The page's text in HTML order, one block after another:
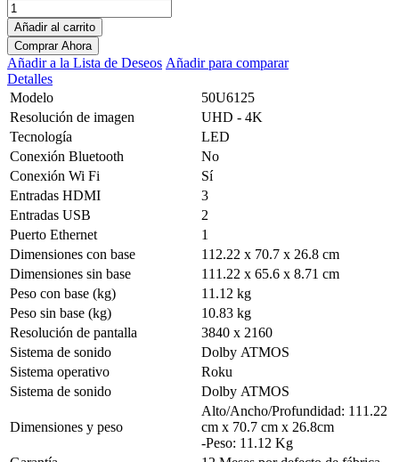
Añadir al carrito
Comprar Ahora
Añadir a la Lista de Deseos Añadir para comparar
Detalles
Modelo
50U6125
Resolución de imagen
UHD - 4K
Tecnología
LED
Conexión Bluetooth
No
Conexión Wi Fi
Sí
Entradas HDMI
3
Entradas USB
2
Puerto Ethernet
1
Dimensiones con base
112.22 x 70.7 x 26.8 cm
Dimensiones sin base
111.22 x 65.6 x 8.71 cm
Peso con base (kg)
11.12 kg
Peso sin base (kg)
10.83 kg
Resolución de pantalla
3840 x 2160
Sistema de sonido
Dolby ATMOS
Sistema operativo
Roku
Sistema de sonido
Dolby ATMOS
Dimensiones y peso
Alto/Ancho/Profundidad: 111.22
cm x 70.7 cm x 26.8cm
-Peso: 11.12 Kg